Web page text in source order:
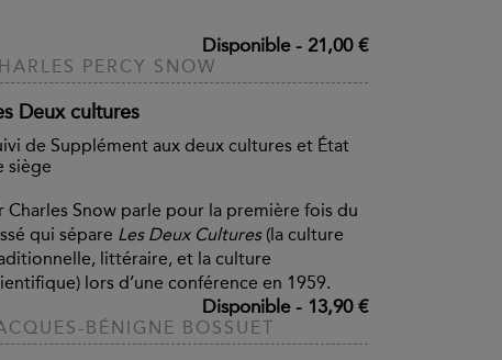
Disponible- 21,00 €
PERCY SNOW
Deux cultures
de Supplément aux deux cultures et État
siège
Charles Snow parle pour la première fois du
qui sépare Les Deux Cultures(la culture
littéraire, et la culture
lors d’une conférence en 1959.
Disponible- 13,90 €
BÉNIGNE BOSSUET